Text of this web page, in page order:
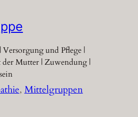
Versorgung und Pflege |
Mutter | Zuwendung |
, Mittelgruppen